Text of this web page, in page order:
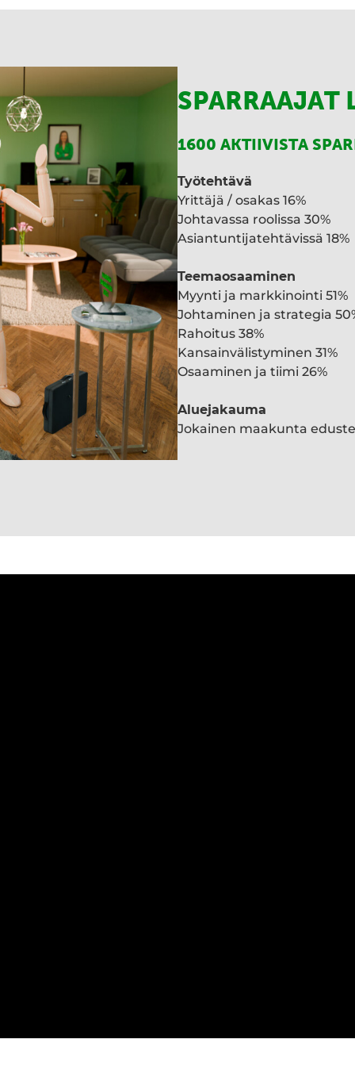
I
SPARRAAJAT
1600 AKTIIVISTA
Työtehtävä
Yrittäjä / osakas 16%
Johtavassa roolissa 30%
Asiantuntijatehtävissä 18%
Teemaosaaminen
Myynti ja markkinointi 51%
Johtaminen ja strategia
Rahoitus 38%
Kansainvälistyminen 31%
Osaaminen ja tiimi 26%
Aluejakauma
Jokainen maakunta